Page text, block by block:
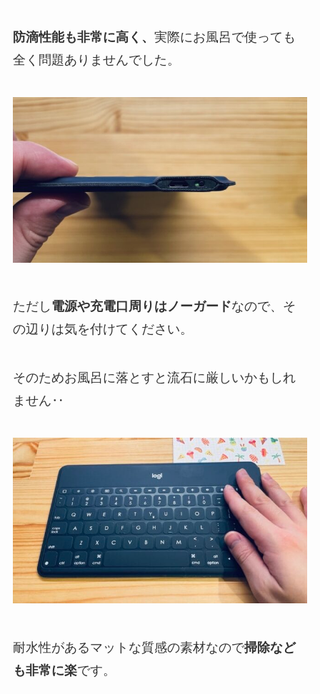
防滴性能も非常に高く、 実際にお風呂で使っても
全く問題ありませんでした。
ただし 電源や充電口周りはノーガードなので、そ
の辺りは気を付けてください。
そのためお風呂に落とすと流石に厳しいかもしれ
ません‥
耐水性があるマットな質感の素材なので掃除など
も非常に楽です。